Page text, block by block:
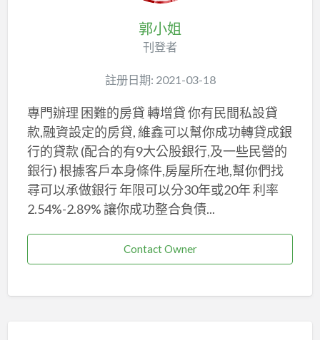
郭小姐
刊登者
註册日期: 2021-03-18
專門辦理 困難的房貸 轉增貸 你有民間私設貸
款,融資設定的房貸, 維鑫可以幫你成功轉貸成銀
行的貸款 (配合的有9大公股銀行,及一些民營的
銀行) 根據客戶本身條件,房屋所在地,幫你們找
尋可以承做銀行 年限可以分30年或20年 利率
2.54%-2.89% 讓你成功整合負債...
Contact Owner